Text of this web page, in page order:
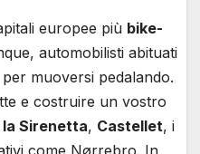
europee più bike-
automobilisti abituati
muoversi pedalando.
e costruire un vostro
la Sirenetta, Castellet, i
come Nørrebro. In